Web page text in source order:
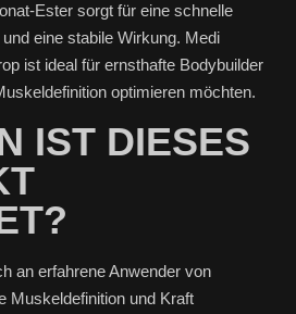
Ester sorgt für eine schnelle
eine stabile Wirkung. Medi
ist ideal für ernsthafte Bodybuilder
optimieren möchten.
IST DIESES
an erfahrene Anwender von
Muskeldefinition und Kraft